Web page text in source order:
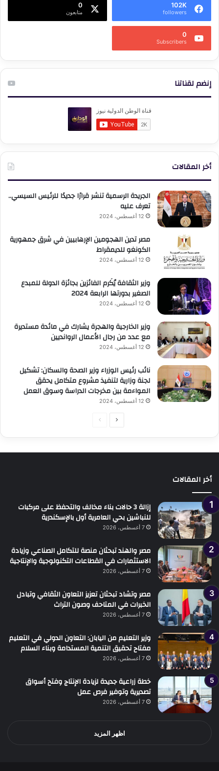
102K
followers
0
متابعون
0
Subscribers
إنضم لقناتنا
أخر المقالات
الجريدة الرسمية تنشر قرارًا جديدًا للرئيس السيسي..
تعرف عليه
12 أغسطس، 2024
مصر تدين الهجومين الإرهابيين في شرق جمهورية
الكونغو للديمقراط
12 أغسطس، 2024
وزير الثقافة يُكَرم الفائزين بجائزة الدولة للمبدع
الصغير بدورتها الرابعة 2024
12 أغسطس، 2024
وزير الخارجية والهجرة يشارك في مائدة مستديرة
مع عدد من رجال الأعمال الروانديين
12 أغسطس، 2024
نائب رئيس الوزراء وزير الصحة والسكان: تشكيل
لجنة وزارية لتنفيذ مشروع متكامل يحقق
المواءمة بين مخرجات الدراسة وسوق العمل
12 أغسطس، 2024
الصفحةالصفحة
أخر المقالات
إزالة 3 حالات بناء مخالف والتحفظ على مركبات
للنباشين بحي العامرية أول بالإسكندرية
7 أغسطس، 2026
مصر والهند تبحثان منصة للتكامل الصناعي وزيادة
الاستثمارات في القطاعات التكنولوجية والإنتاجية
7 أغسطس، 2026
مصر وتشاد تبحثان تعزيز التعاون الثقافي وتبادل
الخبرات في المتاحف وصون التراث
7 أغسطس، 2026
وزير التعليم من اليابان: التعاون الدولي في التعليم
مفتاح تحقيق التنمية المستدامة وبناء السلام
7 أغسطس، 2026
خطة زراعية جديدة لزيادة الإنتاج وفتح أسواق
تصديرية وتوفير فرص عمل
7 أغسطس، 2026
اظهر المزيد